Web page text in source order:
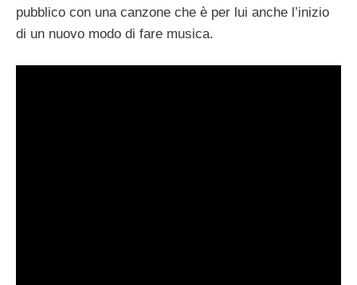
pubblico con una canzone che è per lui anche l’inizio
di un nuovo modo di fare musica.